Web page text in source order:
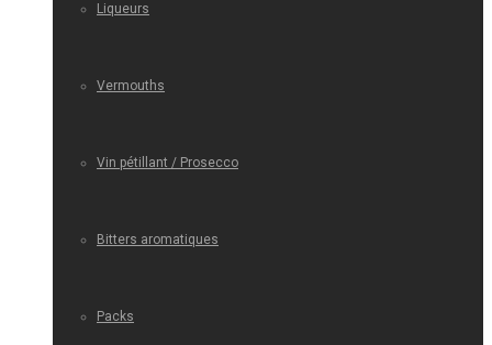
Liqueurs
Vermouths
Vin pétillant / Prosecco
Bitters aromatiques
Packs